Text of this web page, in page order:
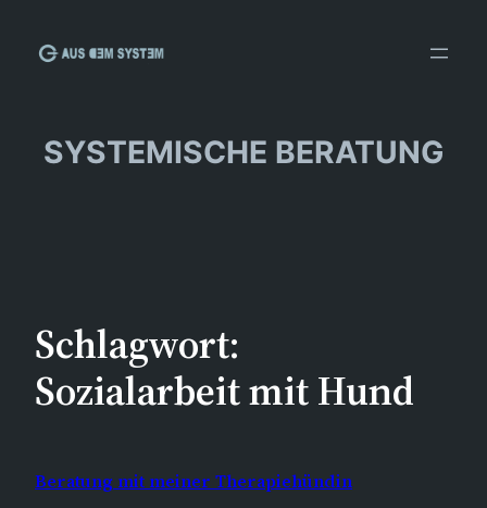
Inhalt
SYSTEMISCHE BERATUNG
Schlagwort:
Sozialarbeit mit Hund
Beratung mit meiner Therapiehündin